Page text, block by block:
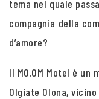
tema nel quale
compagnia della
d’amore?
Il MO.OM Motel è
Olgiate Olona,